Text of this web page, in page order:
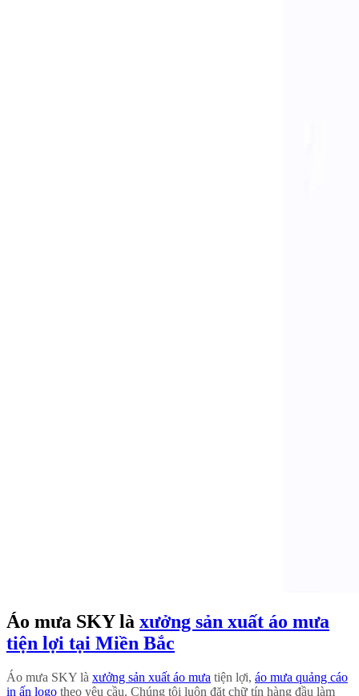
Áo mưa SKY là xưởng sản xuất áo mưa
tiện lợi tại Miền Bắc
Áo mưa SKY là xưởng sản xuất áo mưa tiện lợi, áo mưa quảng cáo
in ấn logo theo yêu cầu. Chúng tôi luôn đặt chữ tín hàng đầu làm